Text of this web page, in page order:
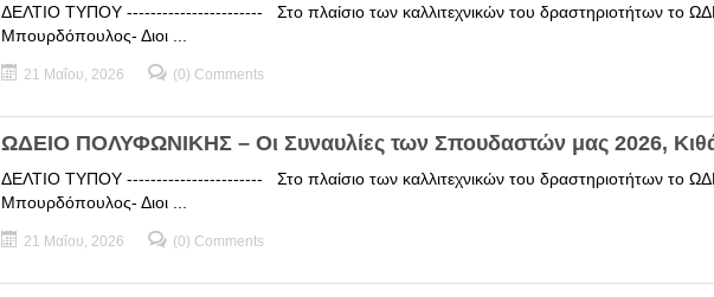
ΔΕΛΤΙΟ ΤΥΠΟΥ ----------------------- Στο πλαίσιο των καλλιτεχνικών του δραστηριοτήτων το
Μπουρδόπουλος- Διοι ...
21 Μαΐου, 2026 (0) Comments
ΩΔΕΙΟ ΠΟΛΥΦΩΝΙΚΗΣ – Οι Συναυλίες των Σπουδαστών μας 2026,
ΔΕΛΤΙΟ ΤΥΠΟΥ ----------------------- Στο πλαίσιο των καλλιτεχνικών του δραστηριοτήτων το
Μπουρδόπουλος- Διοι ...
21 Μαΐου, 2026 (0) Comments